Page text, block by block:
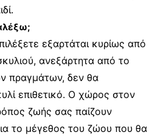
εξαρτάται κυρίως από
ανεξάρτητα από το
πραγμάτων, δεν θα
επιθετικό. O χώρος στον
ζωής σας παίζουν
το μέγεθος του ζώου που θα